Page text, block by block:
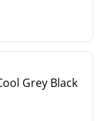
Grey Black